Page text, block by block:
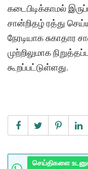
கடைபிடிக்காமல்
சான்றிதழ் ரத்து
நேரடியாக
முற்றிலுமாக
கூறப்பட்டுள்ளது.
செய்திகளை